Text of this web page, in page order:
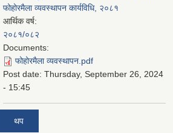
फोहोरमैला व्यवस्थापन कार्यविधि, २०८१
आर्थिक वर्ष:
२०८१/०८२
Documents:
फोहोरमैला व्यवस्थापन.pdf
Post date: Thursday, September 26, 2024
- 15:45
थप